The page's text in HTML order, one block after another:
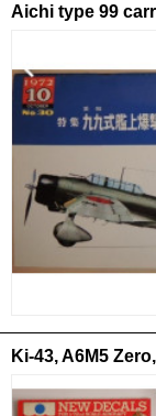
Aichi type 99
Ki-43, A6M5